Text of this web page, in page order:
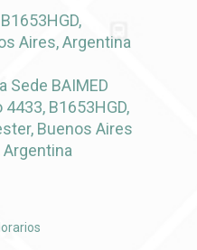
Aires, Argentina
BAIMED
B1653HGD,
Aires